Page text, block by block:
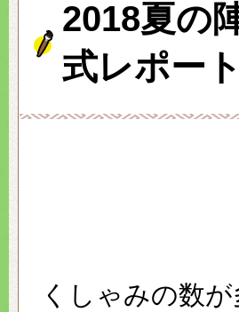
2018夏の
式レポー
くしゃみの数